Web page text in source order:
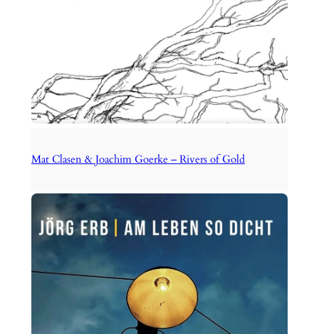
Mat Clasen & Joachim Goerke – Rivers of Gold